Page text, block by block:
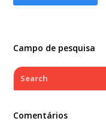
Campo de pesquisa
Search
Comentários